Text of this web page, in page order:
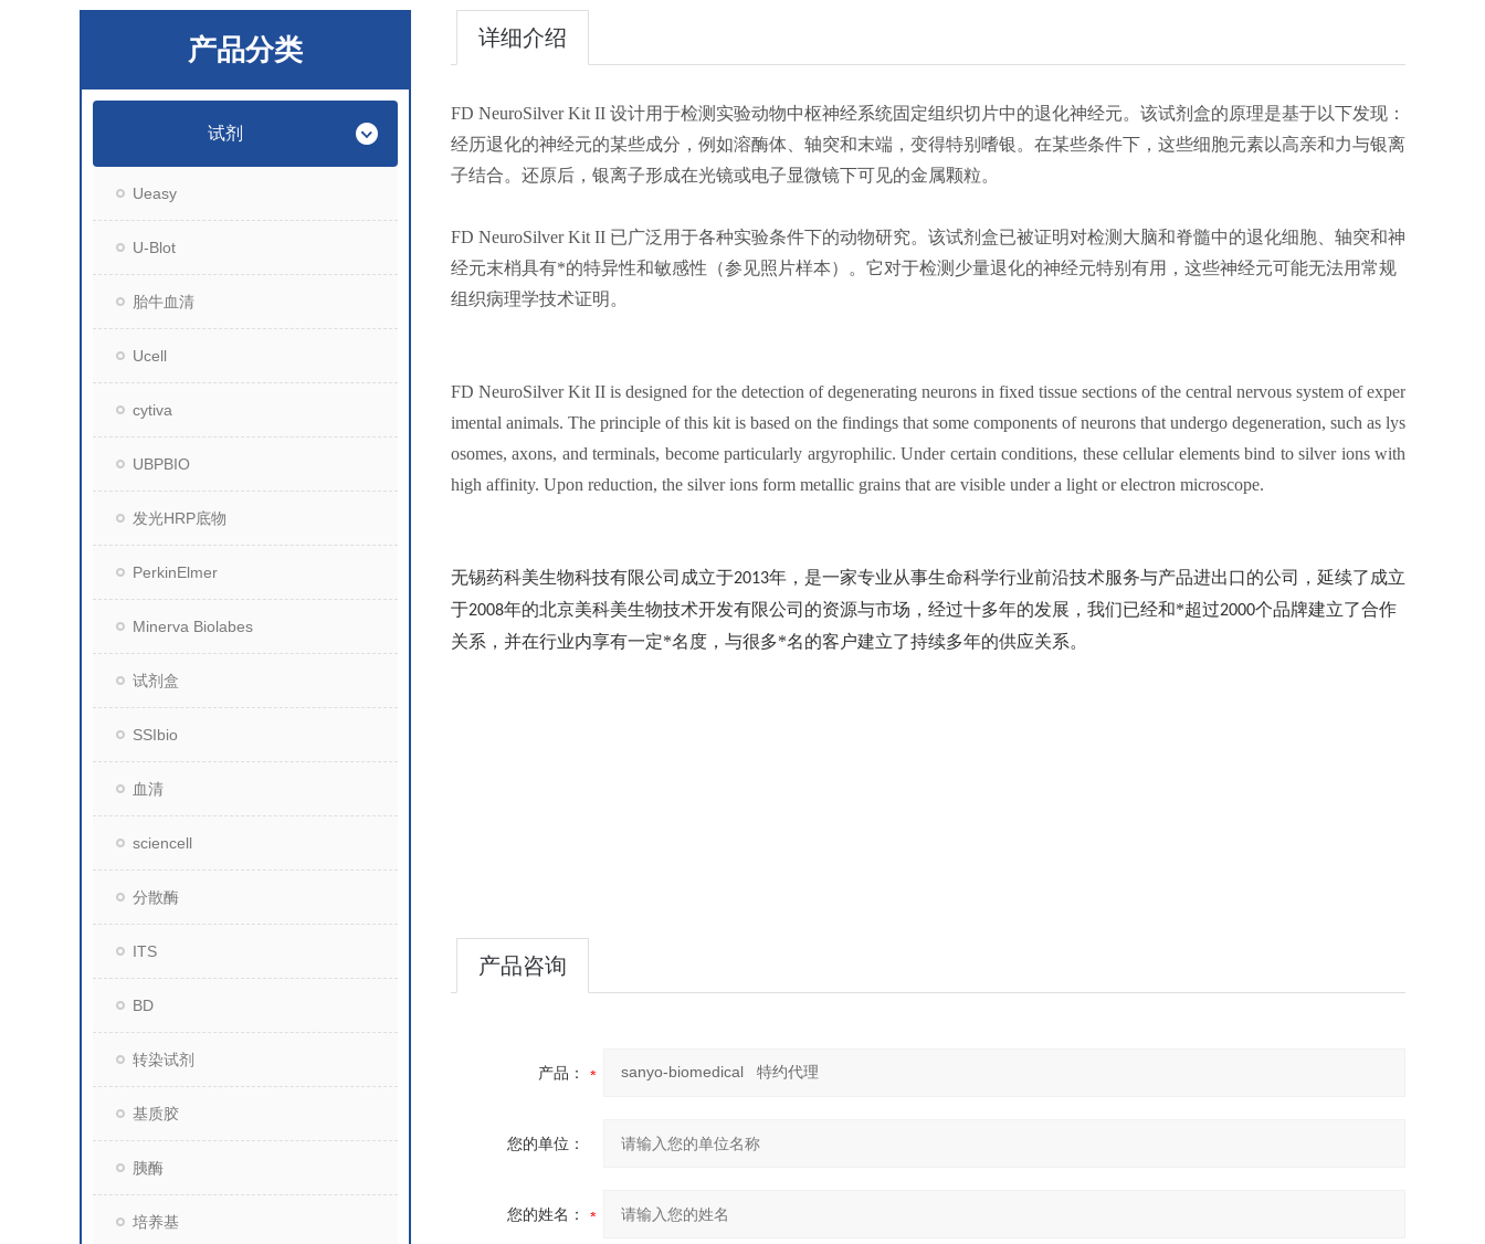
产品分类
试剂
Ueasy
U-Blot
胎牛血清
Ucell
cytiva
UBPBIO
发光HRP底物
PerkinElmer
Minerva Biolabes
试剂盒
SSIbio
血清
sciencell
分散酶
ITS
BD
转染试剂
基质胶
胰酶
培养基
详细介绍
FD NeuroSilver Kit II 设计用于检测实验动物中枢神经系统固定组织切片中的退化神经元。该试剂盒的原理是基于以下发现：
经历退化的神经元的某些成分，例如溶酶体、轴突和末端，变得特别嗜银。在某些条件下，这些细胞元素以高亲和力与银离
子结合。还原后，银离子形成在光镜或电子显微镜下可见的金属颗粒。
FD NeuroSilver Kit II 已广泛用于各种实验条件下的动物研究。该试剂盒已被证明对检测大脑和脊髓中的退化细胞、轴突和神
经元末梢具有*的特异性和敏感性（参见照片样本）。它对于检测少量退化的神经元特别有用，这些神经元可能无法用常规
组织病理学技术证明。
FD NeuroSilver Kit II is designed for the detection of degenerating neurons in fixed tissue sections of the central nervous system of exper
imental animals. The principle of this kit is based on the findings that some components of neurons that undergo degeneration, such as lys
osomes, axons, and terminals, become particularly argyrophilic. Under certain conditions, these cellular elements bind to silver ions with
high affinity. Upon reduction, the silver ions form metallic grains that are visible under a light or electron microscope.
无锡药科美生物科技有限公司成立于2013年，是一家专业从事生命科学行业前沿技术服务与产品进出口的公司，延续了成立
于2008年的北京美科美生物技术开发有限公司的资源与市场，经过十多年的发展，我们已经和*超过2000个品牌建立了合作
关系，并在行业内享有一定*名度，与很多*名的客户建立了持续多年的供应关系。
产品咨询
产品：
您的单位：
您的姓名：